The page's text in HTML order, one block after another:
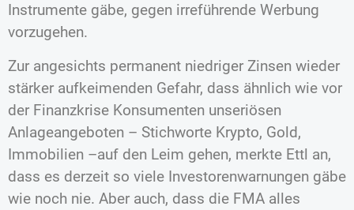
Instrumente gäbe, gegen irreführende Werbung
vorzugehen.
Zur angesichts permanent niedriger Zinsen wieder
stärker aufkeimenden Gefahr, dass ähnlich wie vor
der Finanzkrise Konsumenten unseriösen
Anlageangeboten – Stichworte Krypto, Gold,
Immobilien –auf den Leim gehen, merkte Ettl an,
dass es derzeit so viele Investorenwarnungen gäbe
wie noch nie. Aber auch, dass die FMA alles